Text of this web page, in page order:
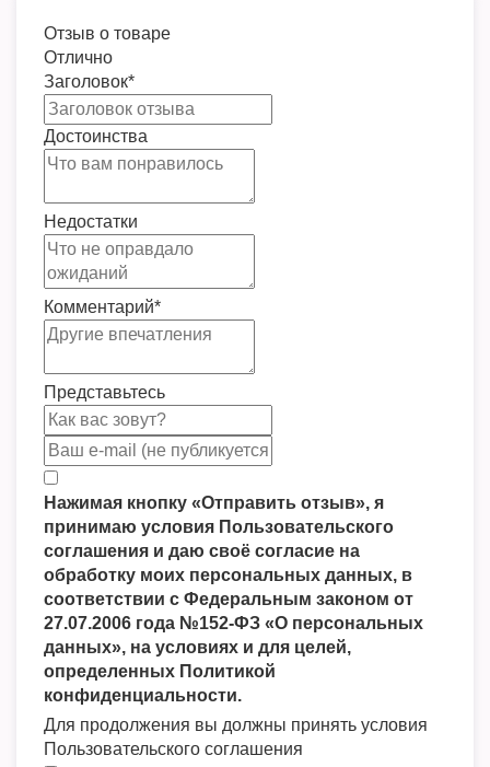
Отзыв о товаре
Отлично
Заголовок*
Достоинства
Недостатки
Комментарий*
Представьтесь
Нажимая кнопку «Отправить отзыв», я
принимаю условия Пользовательского
соглашения и даю своё согласие на
обработку моих персональных данных, в
соответствии с Федеральным законом от
27.07.2006 года №152-ФЗ «О персональных
данных», на условиях и для целей,
определенных Политикой
конфиденциальности.
Для продолжения вы должны принять условия
Пользовательского соглашения